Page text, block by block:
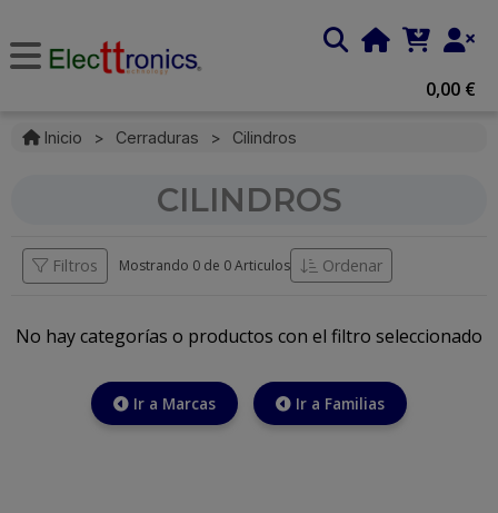
0,00 €
Inicio > Cerraduras > Cilindros
CILINDROS
Filtros Mostrando 0 de 0 Articulos Ordenar
No hay categorías o productos con el filtro seleccionado
Ir a Marcas Ir a Familias